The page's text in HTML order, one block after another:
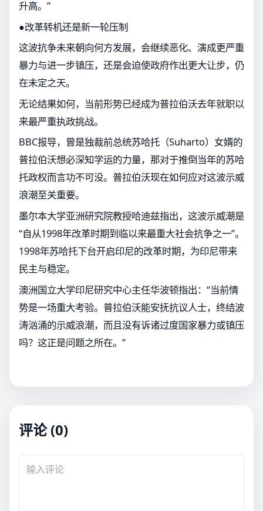
升高。”
●改革转机还是新一轮压制
这波抗争未来朝向何方发展，会继续恶化、演成更严重
暴力与进一步镇压，还是会迫使政府作出更大让步，仍
在未定之天。
无论结果如何，当前形势已经成为普拉伯沃去年就职以
来最严重执政挑战。
BBC报导，曾是独裁前总统苏哈托（Suharto）女婿的
普拉伯沃想必深知学运的力量，那对于推倒当年的苏哈
托政权而言功不可没。普拉伯沃现在如何应对这波示威
浪潮至关重要。
墨尔本大学亚洲研究院教授哈迪兹指出，这波示威潮是
“自从1998年改革时期到临以来最重大社会抗争之一”。
1998年苏哈托下台开启印尼的改革时期，为印尼带来
民主与稳定。
澳洲国立大学印尼研究中心主任华波顿指出：“当前情
势是一场重大考验。普拉伯沃能安抚抗议人士，终结波
涛汹涌的示威浪潮，而且没有诉诸过度国家暴力或镇压
吗？这正是问题之所在。”
评论 (0)